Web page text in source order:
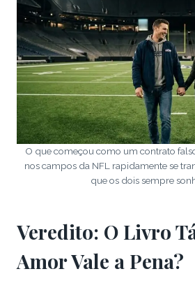
O que começou como um contrato
nos campos da NFL rapidamente se
que os dois sempre
Veredito: O Livro
Amor Vale a Pena?